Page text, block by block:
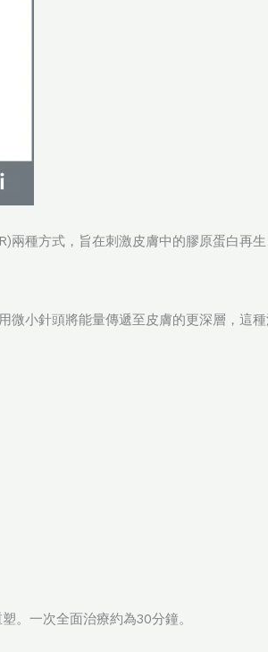
種方式，旨在刺激皮膚中的膠原蛋白再
微小針頭將能量傳遞至皮膚的更深層，這
。一次全面治療約為30分鐘。